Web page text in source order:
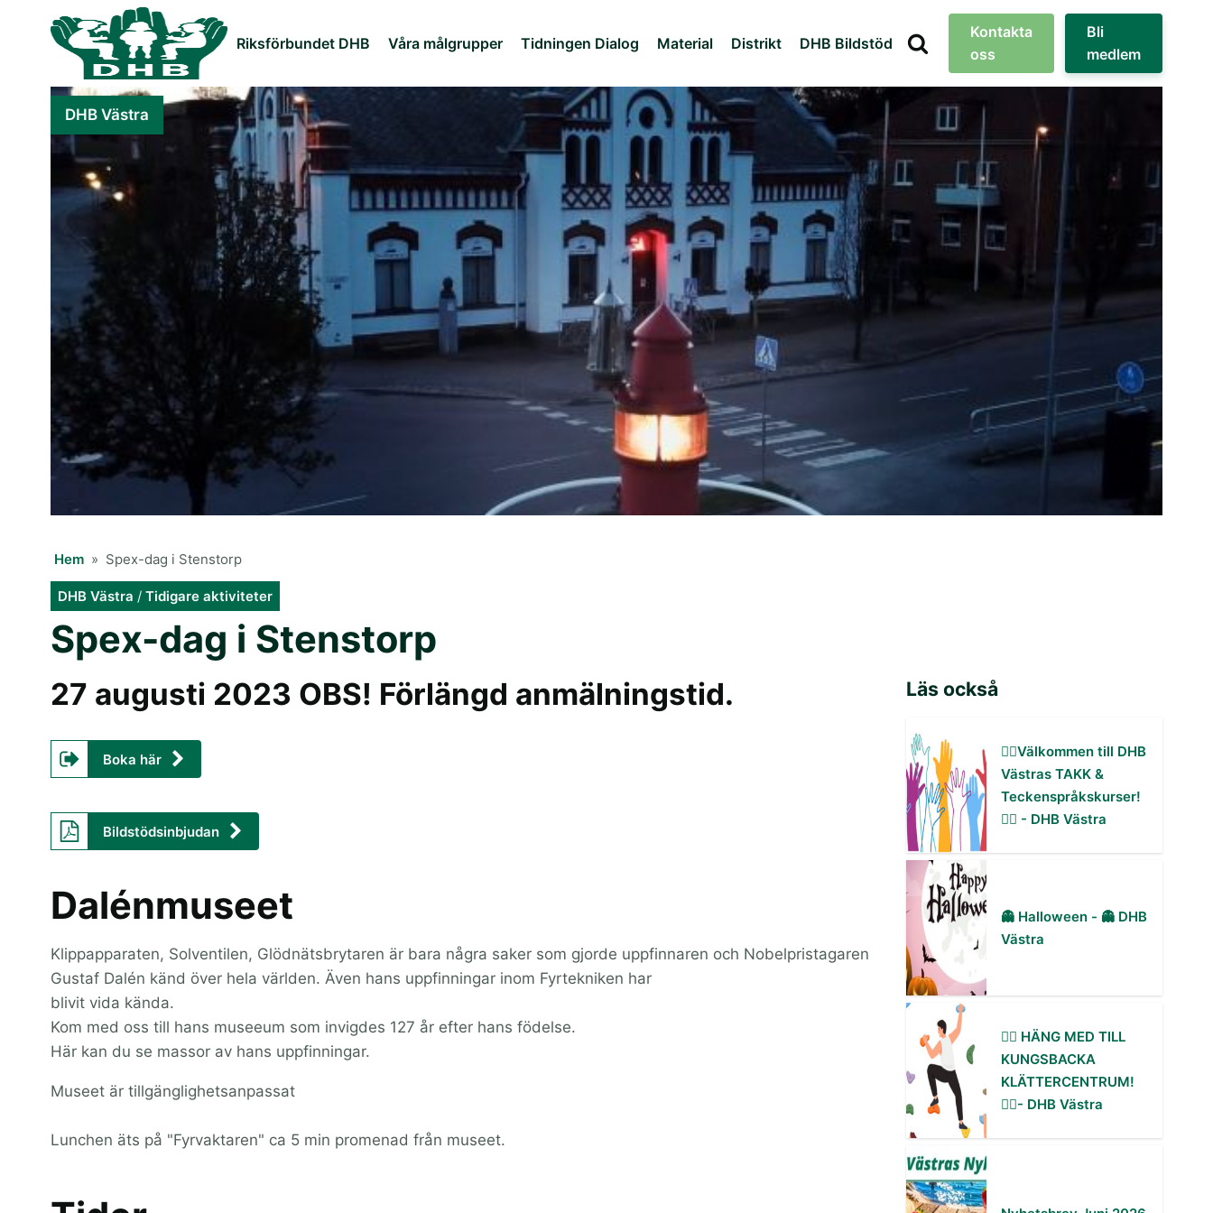
Riksförbundet DHB Våra målgrupper Tidningen Dialog Material Distrikt DHB Bildstöd
Kontakta
oss
Bli
medlem
DHB Västra
Hem » Spex-dag i Stenstorp
DHB Västra / Tidigare aktiviteter
Spex-dag i Stenstorp
27 augusti 2023 OBS! Förlängd anmälningstid.
Boka här
Bildstödsinbjudan
Dalénmuseet
Klippapparaten, Solventilen, Glödnätsbrytaren är bara några saker som gjorde uppfinnaren och Nobelpristagaren
Gustaf Dalén känd över hela världen. Även hans uppfinningar inom Fyrtekniken har
blivit vida kända.
Kom med oss till hans museeum som invigdes 127 år efter hans födelse.
Här kan du se massor av hans uppfinningar.
Museet är tillgänglighetsanpassat
Lunchen äts på "Fyrvaktaren" ca 5 min promenad från museet.
Läs också
✋🏻Välkommen till DHB
Västras TAKK &
Teckenspråkskurser!
✋🏻 - DHB Västra
👻 Halloween - 👻 DHB
Västra
🧗‍♀️ HÄNG MED TILL
KUNGSBACKA
KLÄTTERCENTRUM!
🧗‍♂️- DHB Västra